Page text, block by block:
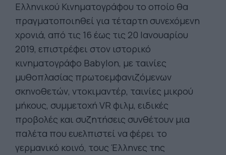
Ελληνικού Κινηματογράφου το οποίο θα
πραγματοποιηθεί για τέταρτη συνεχόμενη
χρονιά, από τις 16 έως τις 20 Ιανουαρίου
2019, επιστρέφει στον ιστορικό
κινηματογράφο Babylon, με ταινίες
μυθοπλασίας πρωτοεμφανιζόμενων
σκηνοθετών, ντοκιμαντέρ, ταινίες μικρού
μήκους, συμμετοχή VR φιλμ, ειδικές
προβολές και συζητήσεις συνθέτουν μια
παλέτα που ευελπιστεί να φέρει το
γερμανικό κοινό, τους Έλληνες της